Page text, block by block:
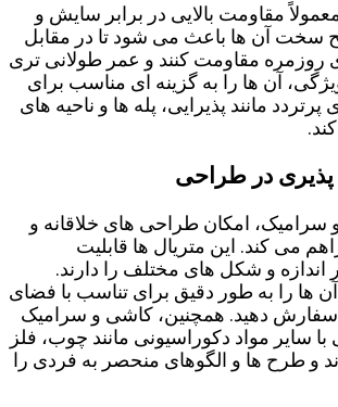
مقاومت بالایی در برابر سایش و
سخت آن ها باعث می ‌شود تا در مقابل
مقاومت کنند و عمر طولانی ‌تری
آن ها را به گزینه ‌ای مناسب برای
مانند پذیرایی، پله ‌ها و ناحیه ‌های
‌پذیری در طراحی
سرامیک، امکان طراحی‌ های خلاقانه و
می‌ کند. این متریال ها قابلیت
و شکل های مختلف را دارند.
آن ها را به طور دقیق برای تناسب با فضای
سفارش دهید. همچنین، کاشی و سرامیک
با سایر مواد دکوراسیونی مانند چوب، فلز
و طرح ‌ها و الگوهای منحصر به ‌فردی را